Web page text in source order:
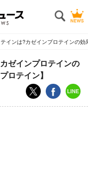
インは?カゼインプロテインの
ゼインプロテインの
ロテイン】